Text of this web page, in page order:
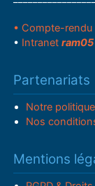
• Compte-
• Intranetram05
Partenariats
Notre
Nos
Mentions